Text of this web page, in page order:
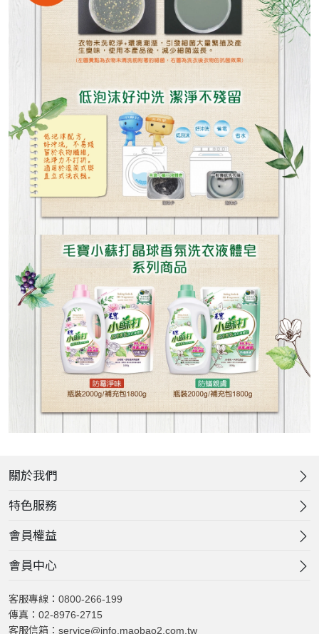
客服專線：0800-266-199
傳真：02-8976-2715
客服信箱：service@info.maobao2.com.tw
關於我們
特色服務
會員權益
會員中心